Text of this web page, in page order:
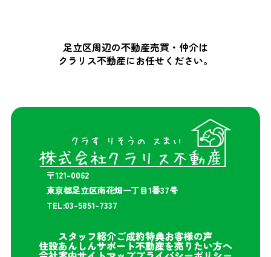
足立区周辺の不動産売買・仲介は
クラリス不動産にお任せください。
〒121-0062
東京都足立区南花畑一丁目1番37号
TEL:03-5851-7337
スタッフ紹介ご成約特典お客様の声
住設あんしんサポート不動産を売りたい方へ